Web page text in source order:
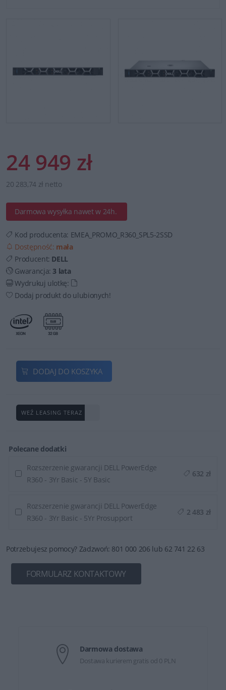
24 949 zł
20 283,74 zł netto
Darmowa wysyłka nawet w 24h.
Kod producenta: EMEA_PROMO_R360_SPL5-2SSD
Dostępność: mała
Producent: DELL
Gwarancja:3 lata
Wydrukuj ulotkę:
Dodaj produkt do ulubionych!
DODAJ DO KOSZYKA
WEŹ LEASING TERAZ
Polecane dodatki
Rozszerzenie gwarancji DELL PowerEdge
R360 - 3Yr Basic - 5Y Basic
632 zł
Rozszerzenie gwarancji DELL PowerEdge
R360 - 3Yr Basic - 5Yr Prosupport
2 483 zł
Potrzebujesz pomocy? Zadzwoń: 801 000 206 lub 62 741 22 63
FORMULARZ KONTAKTOWY
Darmowa dostawa
Dostawa kurierem gratis od 0 PLN